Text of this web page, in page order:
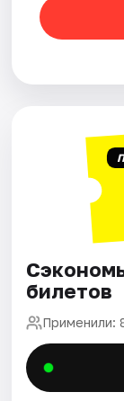
билетов
Применили: